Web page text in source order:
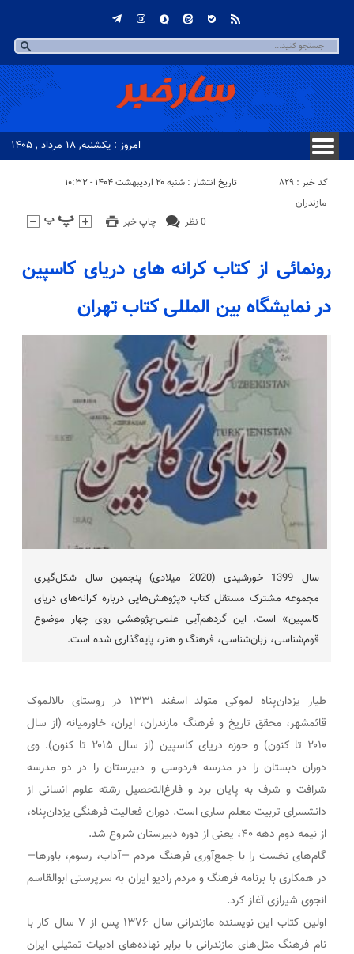
امروز : یکشنبه, ۱۸ مرداد , ۱۴۰۵
کد خبر : 829 تاریخ انتشار : شنبه ۲۰ اردیبهشت ۱۴۰۴ - ۱۰:۳۲
چاپ خبر 0 نظر
مازندران
رونمائی از کتاب کرانه های دریای کاسپین
در نمایشگاه بین المللی کتاب تهران
سال 1399 خورشیدی (2020 میلادی) پنجمین سال شکل‌گیری
مجموعه مشترک مستقل کتاب «پژوهش‌هایی درباره کرانه‌های دریای
کاسپین» است. این گردهم‌آیی علمی-پژوهشی روی چهار موضوع
قوم‌شناسی، زبان‌شناسی، فرهنگ و هنر، پایه‌گذاری شده است.
طیار یزدان‌پناه لموکی متولد اسفند ۱۳۳۱ در روستای بالالموک
قائمشهر، محقق تاریخ و فرهنگ مازندران، ایران، خاورمیانه (از سال
۲۰۱۰ تا کنون) و حوزه دریای کاسپین (از سال ۲۰۱۵ تا کنون). وی
دوران دبستان را در مدرسه فردوسی و دبیرستان را در دو مدرسه
شرافت و شرف به پایان برد و فارغ‌التحصیل رشته علوم انسانی از
دانشسرای تربیت معلم ساری است. دوران فعالیت فرهنگی یزدان‌پناه،
از نیمه دوم دهه ۴۰، یعنی از دوره دبیرستان شروع شد.
گام‌های نخست را با جمع‌آوری فرهنگ مردم —آداب، رسوم، باورها—
در همکاری با برنامه فرهنگ و مردم رادیو ایران به سرپرستی ابوالقاسم
انجوی شیرازی آغاز کرد.
اولین کتاب این نویسنده مازندرانی سال ۱۳۷۶ پس از ۷ سال کار با
نام فرهنگ مثل‌های مازندرانی با برابر نهاده‌های ادبیات تمثیلی ایران